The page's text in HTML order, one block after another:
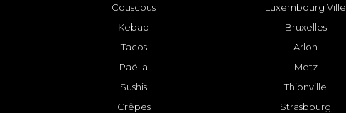
Couscous
Kebab
Tacos
Paëlla
Sushis
Crêpes
Luxembourg Ville
Bruxelles
Arlon
Metz
Thionville
Strasbourg